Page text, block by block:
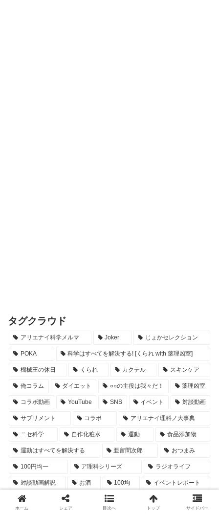
タグクラウド
アリエナイ科学メルマ Joker じょかセレクション
POKA 科学はすべてを解決する! [くられ with 薬理凶室]
機械王の休日 くられ カクテル スキンケア
俺コラム ダイエット ○○の主役は我々だ！ 薬理凶室
コラボ動画 YouTube SNS イベント 対談動画
サプリメント コラボ アリエナイ理科ノ大事典
ニセ科学 自作化粧水 運動 食品添加物
運動はすべてを解決する 亜留間次郎 おつまみ
100円均一 ア理科シリーズ ラジオライフ
対談動画解説 お酒 100均 イベントレポート
三才ブックス Twitter
ホーム シェア 目次へ トップ サイドバー